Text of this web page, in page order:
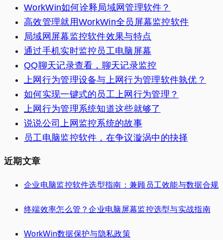
WorkWin如何诠释局域网管理软件？
高效管理就用WorkWin全员屏幕监控软件
局域网屏幕监控软件效果与特点
通过手机实时监控员工电脑屏幕
QQ聊天记录查看，聊天记录监控
上网行为管理设备与上网行为管理软件孰优？
如何实现一键式的员工上网行为管理？
上网行为管理系统知道这些就够了
说说公司上网监控系统的故事
员工电脑监控软件，在争议漩涡中的抉择
近期文章
企业电脑监控软件选型指南：兼顾员工效能与数据合规
终端效率怎么管？企业电脑屏幕监控选型与实战指南
WorkWin数据保护与隐私政策